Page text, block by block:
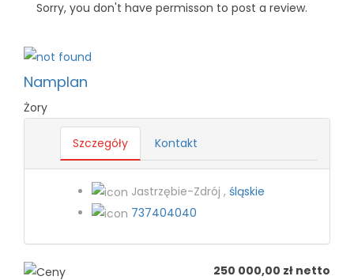
Sorry, you don't have permisson to post a review.
Namplan
Żory
Szczegóły Kontakt
Jastrzębie-Zdrój , śląskie
737404040
250 000,00 zł netto